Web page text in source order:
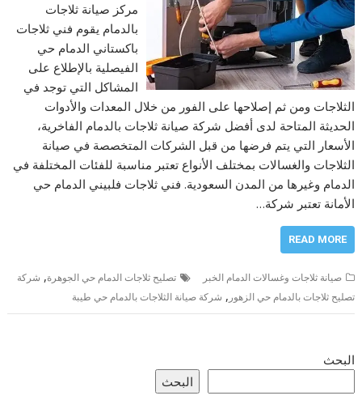
مركز صيانة ثلاجات
بالدمام يقوم فني ثلاجات
باكستاني الدمام حي
الفيصلية بالإطلاع على
المشاكل التي توجد في
الثلاجات ومن ثم إصلاحها على الفور من خلال المعدات والأدوات
الحديثة المتاحة لدى أفضل شركة صيانة ثلاجات بالدمام الفاخرية،
الأسعار التي يتم فرضها من قبل الشركات المتخصصة في صيانة
الثلاجات والغسالات بمختلف الأنواع تعتبر مناسبة للفئات المختلفة في
الدمام وغيرها من المدن السعودية. فني ثلاجات فلبيني الدمام حي
الأمانة تعتبر شركة…
READ MORE
صيانة ثلاجات وغسالات الدمام الخبر تصليح ثلاجات الدمام حي الجوهرة, شركة
تصليح ثلاجات بالدمام حي الزهور , شركة صيانة الثلاجات بالدمام حي طيبة
البحث
البحث